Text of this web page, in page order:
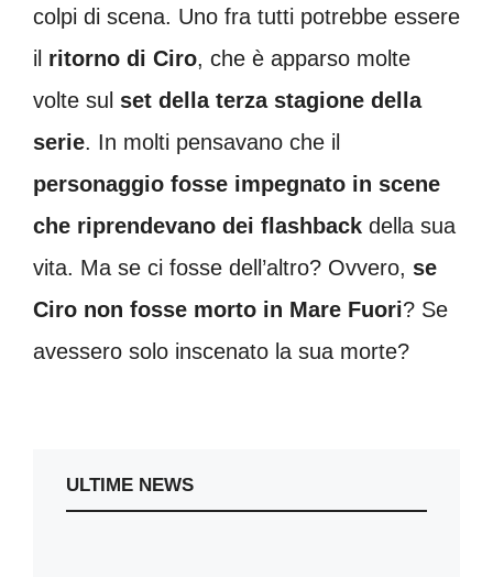
colpi di scena. Uno fra tutti potrebbe essere
il ritorno di Ciro, che è apparso molte
volte sul set della terza stagione della
serie. In molti pensavano che il
personaggio fosse impegnato in scene
che riprendevano dei flashback della sua
vita. Ma se ci fosse dell’altro? Ovvero, se
Ciro non fosse morto in Mare Fuori? Se
avessero solo inscenato la sua morte?
ULTIME NEWS